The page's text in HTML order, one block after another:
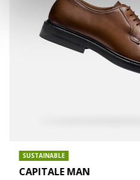
SUSTAINABLE
CAPITALE MAN